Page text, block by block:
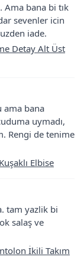
bana bi tık
sevenler icin
iade.
Detay Alt Üst
ama bana
uymadı,
Rengi de tenime
Elbise
tam yazlik bi
salaş ve
İkili Takım